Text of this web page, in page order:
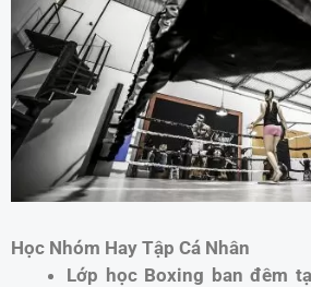
Học Nhóm Hay Tập Cá Nhân
Lớp học Boxing ban đêm